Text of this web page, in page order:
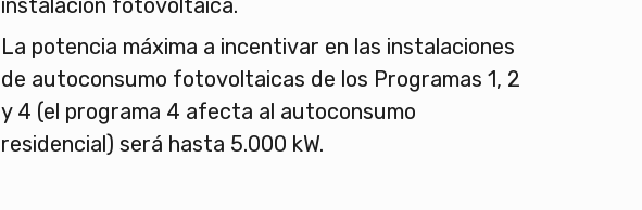
instalación fotovoltaica.
La potencia máxima a incentivar en las instalaciones
de autoconsumo fotovoltaicas de los Programas 1, 2
y 4 (el programa 4 afecta al autoconsumo
residencial) será hasta 5.000 kW.